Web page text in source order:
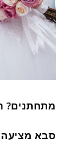
מתחתנים?
סבא מציעה